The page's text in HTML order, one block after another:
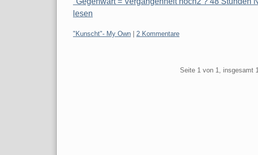
lesen
Kategorien:
"Kunscht"- My Own 2 Kommentare
Seite 1 von 1, insgesamt